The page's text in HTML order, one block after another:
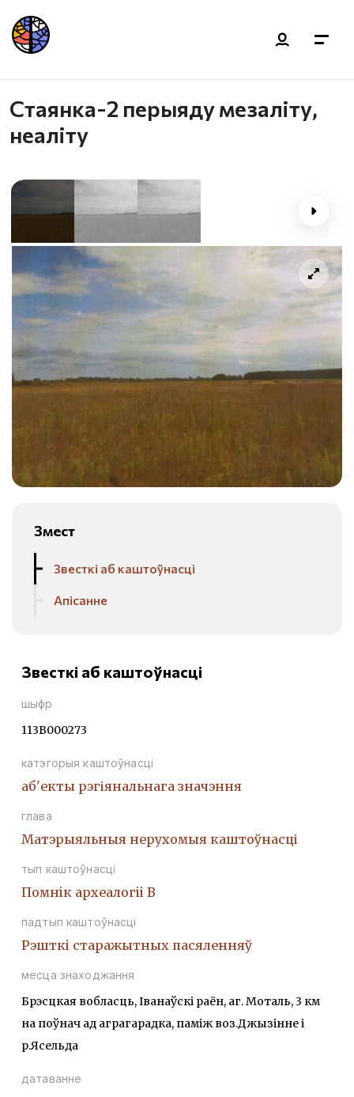
Стаянка-2 перыяду мезаліту,
неаліту
Змест
Звесткі аб каштоўнасці
Апісанне
Звесткі аб каштоўнасці
шыфр
113В000273
катэгорыя каштоўнасці
аб'екты рэгіянальнага значэння
глава
Матэрыяльныя нерухомыя каштоўнасці
тып каштоўнасці
Помнiк археалогii В
падтып каштоўнасці
Рэшткi старажытных пасяленняў
месца знаходжання
Брэсцкая вобласць, Іванаўскі раён, аг. Моталь, 3 км
на поўнач ад аграгарадка, паміж воз.Джызінне і
р.Ясельда
датаванне